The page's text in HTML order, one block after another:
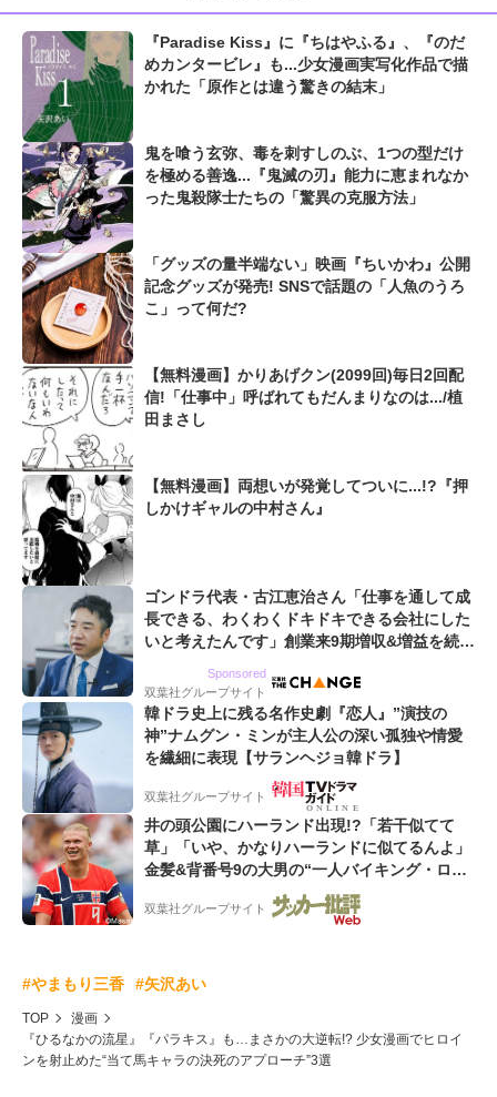
『Paradise Kiss』に『ちはやふる』、『のだ
めカンタービレ』も...少女漫画実写化作品で描
かれた「原作とは違う驚きの結末」
鬼を喰う玄弥、毒を刺すしのぶ、1つの型だけ
を極める善逸...『鬼滅の刃』能力に恵まれなか
った鬼殺隊士たちの「驚異の克服方法」
「グッズの量半端ない」映画『ちいかわ』公開
記念グッズが発売! SNSで話題の「人魚のうろ
こ」って何だ?
【無料漫画】かりあげクン(2099回)毎日2回配
信!「仕事中」呼ばれてもだんまりなのは.../植
田まさし
【無料漫画】両想いが発覚してついに...!?『押
しかけギャルの中村さん』
ゴンドラ代表・古江恵治さん「仕事を通して成
長できる、わくわくドキドキできる会社にした
いと考えたんです」創業来9期増収&増益を続け
Sponsored
双葉社グループサイト
韓ドラ史上に残る名作史劇『恋人』”演技の
神”ナムグン・ミンが主人公の深い孤独や情愛
を繊細に表現【サランヘジョ韓ドラ】
双葉社グループサイト
井の頭公園にハーランド出現!?「若干似てて
草」「いや、かなりハーランドに似てるんよ」
金髪&背番号9の大男の“一人バイキング・ロ
ー”映像が話題!「元気をもらった」
双葉社グループサイト
#やまもり三香 #矢沢あい
TOP
漫画
『ひるなかの流星』『パラキス』も…まさかの大逆転!? 少女漫画でヒロイ
ンを射止めた“当て馬キャラの決死のアプローチ”3選